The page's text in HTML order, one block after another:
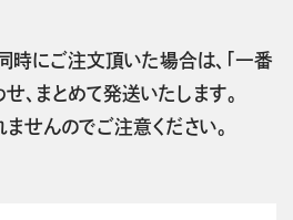
時にご注文頂いた場合は、「一番
、まとめて発送いたします。
せんのでご注意ください。